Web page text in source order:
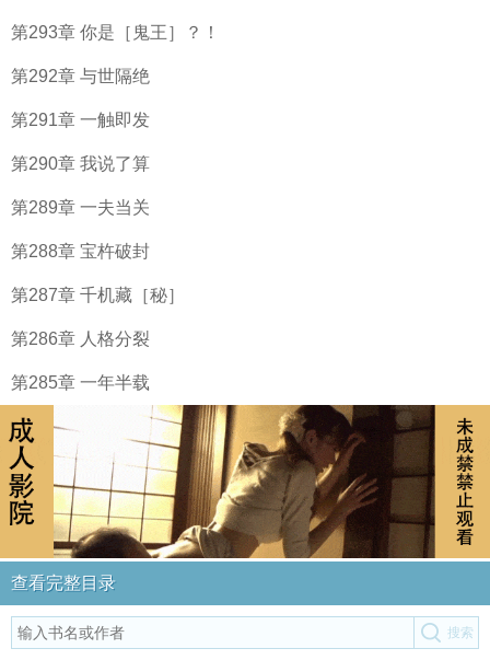
第293章 你是［鬼王］？！
第292章 与世隔绝
第291章 一触即发
第290章 我说了算
第289章 一夫当关
第288章 宝杵破封
第287章 千机藏［秘］
第286章 人格分裂
第285章 一年半载
查看完整目录